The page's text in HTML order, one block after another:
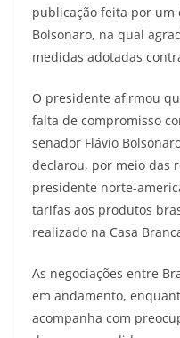
publicação feita por um
Bolsonaro, na qual
medidas adotadas
O presidente afirmou
falta de compromisso
senador Flávio
declarou, por meio das
presidente norte-
tarifas aos produtos
realizado na Casa
As negociações entre
em andamento,
acompanha com